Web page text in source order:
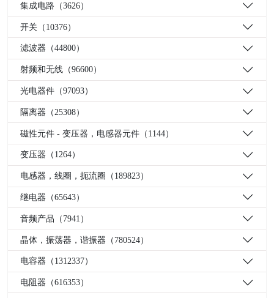
集成电路（3626）
开关（10376）
滤波器（44800）
射频和无线（96600）
光电器件（97093）
隔离器（25308）
磁性元件 - 变压器，电感器元件（1144）
变压器（1264）
电感器，线圈，扼流圈（189823）
继电器（65643）
音频产品（7941）
晶体，振荡器，谐振器（780524）
电容器（1312337）
电阻器（616353）